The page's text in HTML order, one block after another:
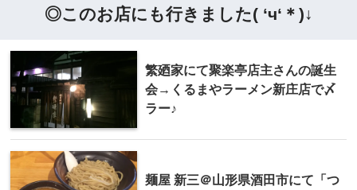
◎このお店にも行きました( ‘ч‘＊)↓
繁廼家にて聚楽亭店主さんの誕生
会→くるまやラーメン新庄店で〆
ラー♪
麺屋 新三＠山形県酒田市にて「つ